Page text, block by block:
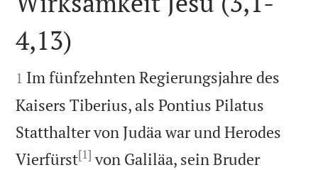

4,13)

1 Im fünfzehnten Regierungsjahre des
Kaisers Tiberius, als Pontius Pilatus
Statthalter von Judäa war und Herodes
Vierfürst[1] von Galiläa, sein Bruder